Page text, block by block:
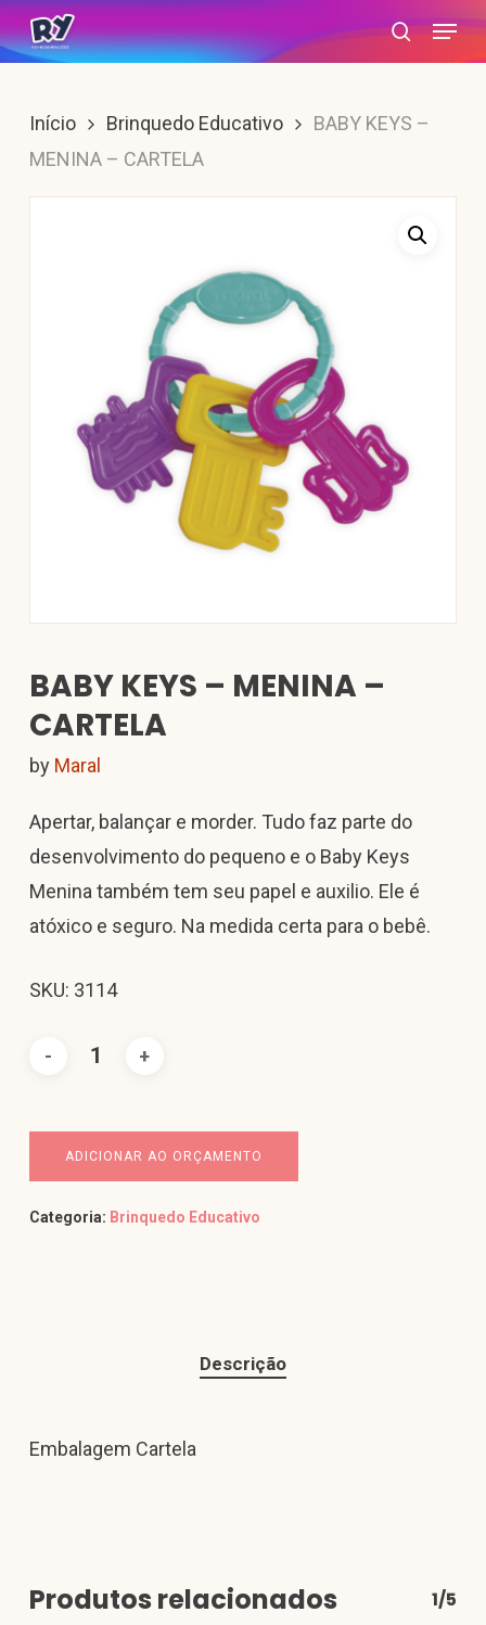
Skip
to
content
search
Menu
Início Brinquedo Educativo
BABY KEYS –
MENINA – CARTELA
BABY KEYS – MENINA –
CARTELA
by Maral
Apertar, balançar e morder. Tudo faz parte do
desenvolvimento do pequeno e o Baby Keys
Menina também tem seu papel e auxilio. Ele é
atóxico e seguro. Na medida certa para o bebê.
SKU: 3114
ADICIONAR AO ORÇAMENTO
Categoria: Brinquedo Educativo
Descrição
Embalagem Cartela
Produtos relacionados 1/5